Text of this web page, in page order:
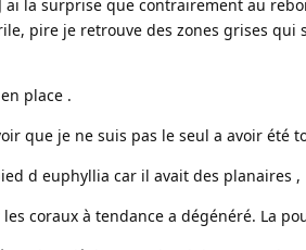
la surprise que contrairement au
pire je retrouve des zones grises qui
place .
que je ne suis pas le seul a avoir été
d euphyllia car il avait des planaires ,
coraux à tendance a dégénéré. La